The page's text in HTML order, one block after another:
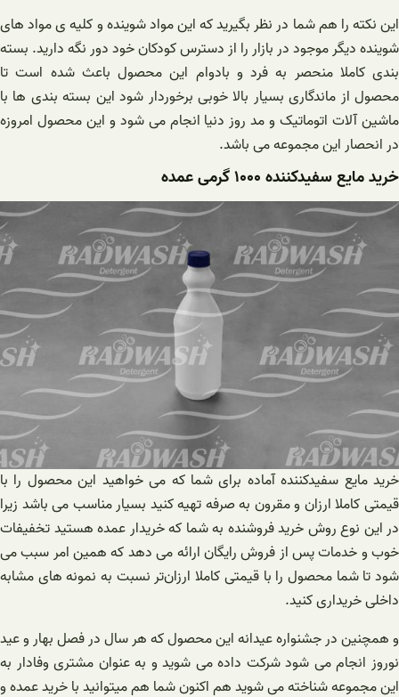
این نکته را هم شما در نظر بگیرید که این مواد شوینده و کلیه ی مواد های
شوینده دیگر موجود در بازار را از دسترس کودکان خود دور نگه دارید. بسته
بندی کاملا منحصر به فرد و بادوام این محصول باعث شده است تا
محصول از ماندگاری بسیار بالا خوبی برخوردار شود این بسته بندی ها با
ماشین آلات اتوماتیک و مد روز دنیا انجام می شود و این محصول امروزه
در انحصار این مجموعه می باشد.
خرید مایع سفیدکننده ۱۰۰۰ گرمی عمده
خرید مایع سفیدکننده آماده برای شما که می خواهید این محصول را با
قیمتی کاملا ارزان و مقرون به صرفه تهیه کنید بسیار مناسب می باشد زیرا
در این نوع روش خرید فروشنده به شما که خریدار عمده هستید تخفیفات
خوب و خدمات پس از فروش رایگان ارائه می دهد که همین امر سبب می
شود تا شما محصول را با قیمتی کاملا ارزان‌تر نسبت به نمونه های مشابه
داخلی خریداری کنید.
و همچنین در جشنواره عیدانه این محصول که هر سال در فصل بهار و عید
نوروز انجام می شود شرکت داده می شوید و به عنوان مشتری وفادار به
این مجموعه شناخته می شوید هم اکنون شما هم میتوانید با خرید عمده و